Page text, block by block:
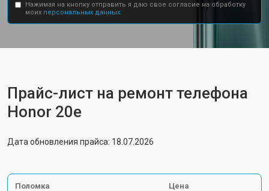
Нажимая на кнопку отправить я даю свое согласие на обработку
моих персональных данных.
Прайс-лист на ремонт телефона
Honor 20e
Дата обновления прайса: 18.07.2026
Поломка Цена